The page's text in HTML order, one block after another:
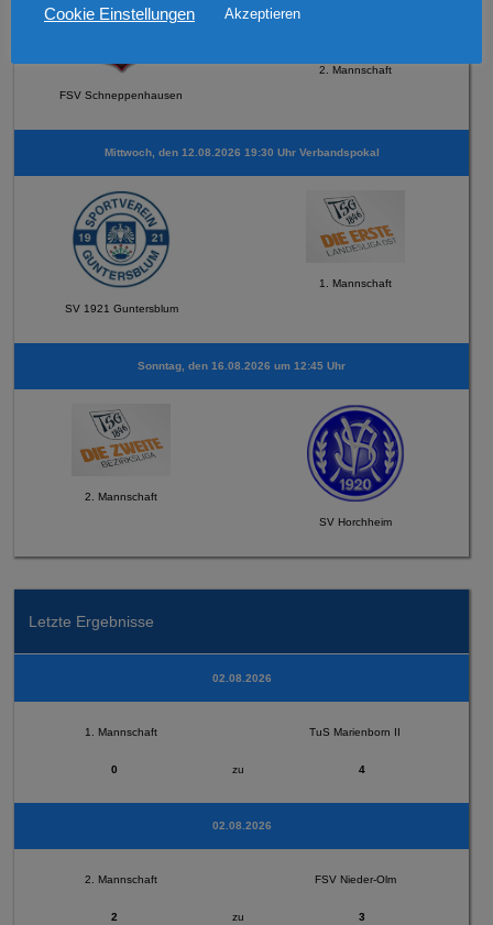
FSV Schneppenhausen
2. Mannschaft
Mittwoch, den 12.08.2026 19:30 Uhr Verbandspokal
SV 1921 Guntersblum
1. Mannschaft
Sonntag, den 16.08.2026 um 12:45 Uhr
2. Mannschaft
SV Horchheim
Letzte Ergebnisse
02.08.2026
1. Mannschaft TuS Marienborn II
0 zu 4
02.08.2026
2. Mannschaft FSV Nieder-Olm
2 zu 3
Cookie Einstellungen Akzeptieren